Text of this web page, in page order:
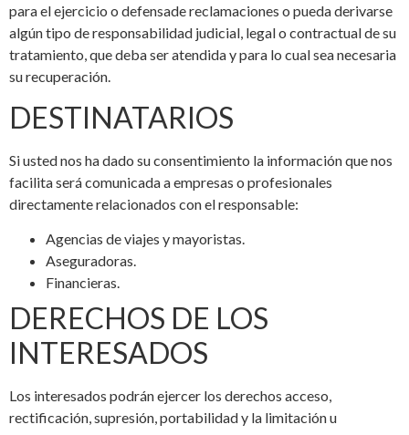
para el ejercicio o defensade reclamaciones o pueda derivarse
algún tipo de responsabilidad judicial, legal o contractual de su
tratamiento, que deba ser atendida y para lo cual sea necesaria
su recuperación.
DESTINATARIOS
Si usted nos ha dado su consentimiento la información que nos
facilita será comunicada a empresas o profesionales
directamente relacionados con el responsable:
Agencias de viajes y mayoristas.
Aseguradoras.
Financieras.
DERECHOS DE LOS
INTERESADOS
Los interesados podrán ejercer los derechos acceso,
rectificación, supresión, portabilidad y la limitación u